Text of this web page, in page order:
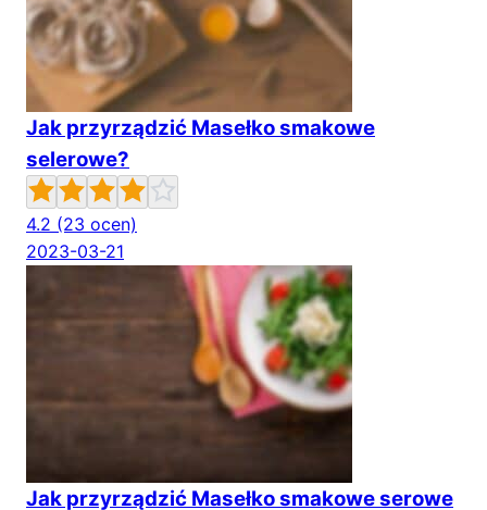
Jak przyrządzić Masełko smakowe
selerowe?
4.2 (23 ocen)
2023-03-21
Jak przyrządzić Masełko smakowe serowe